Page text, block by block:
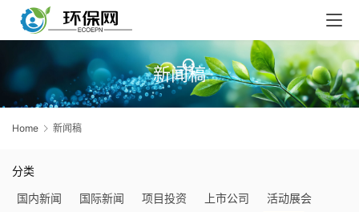
新闻稿
Home 新闻稿
分类
国内新闻
国际新闻 项目投资 上市公司
活动展会